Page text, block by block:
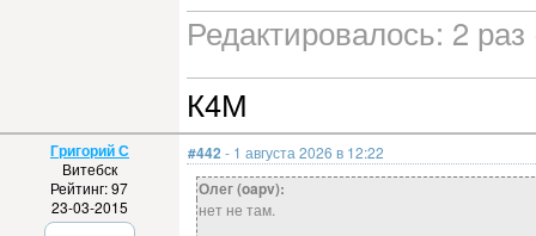
Редактировалось: 2
К4М
Григорий С
Витебск
Рейтинг: 97
23-03-2015
#442 - 1 августа 2026 в 12:22
Олег (oapv):
нет не там.